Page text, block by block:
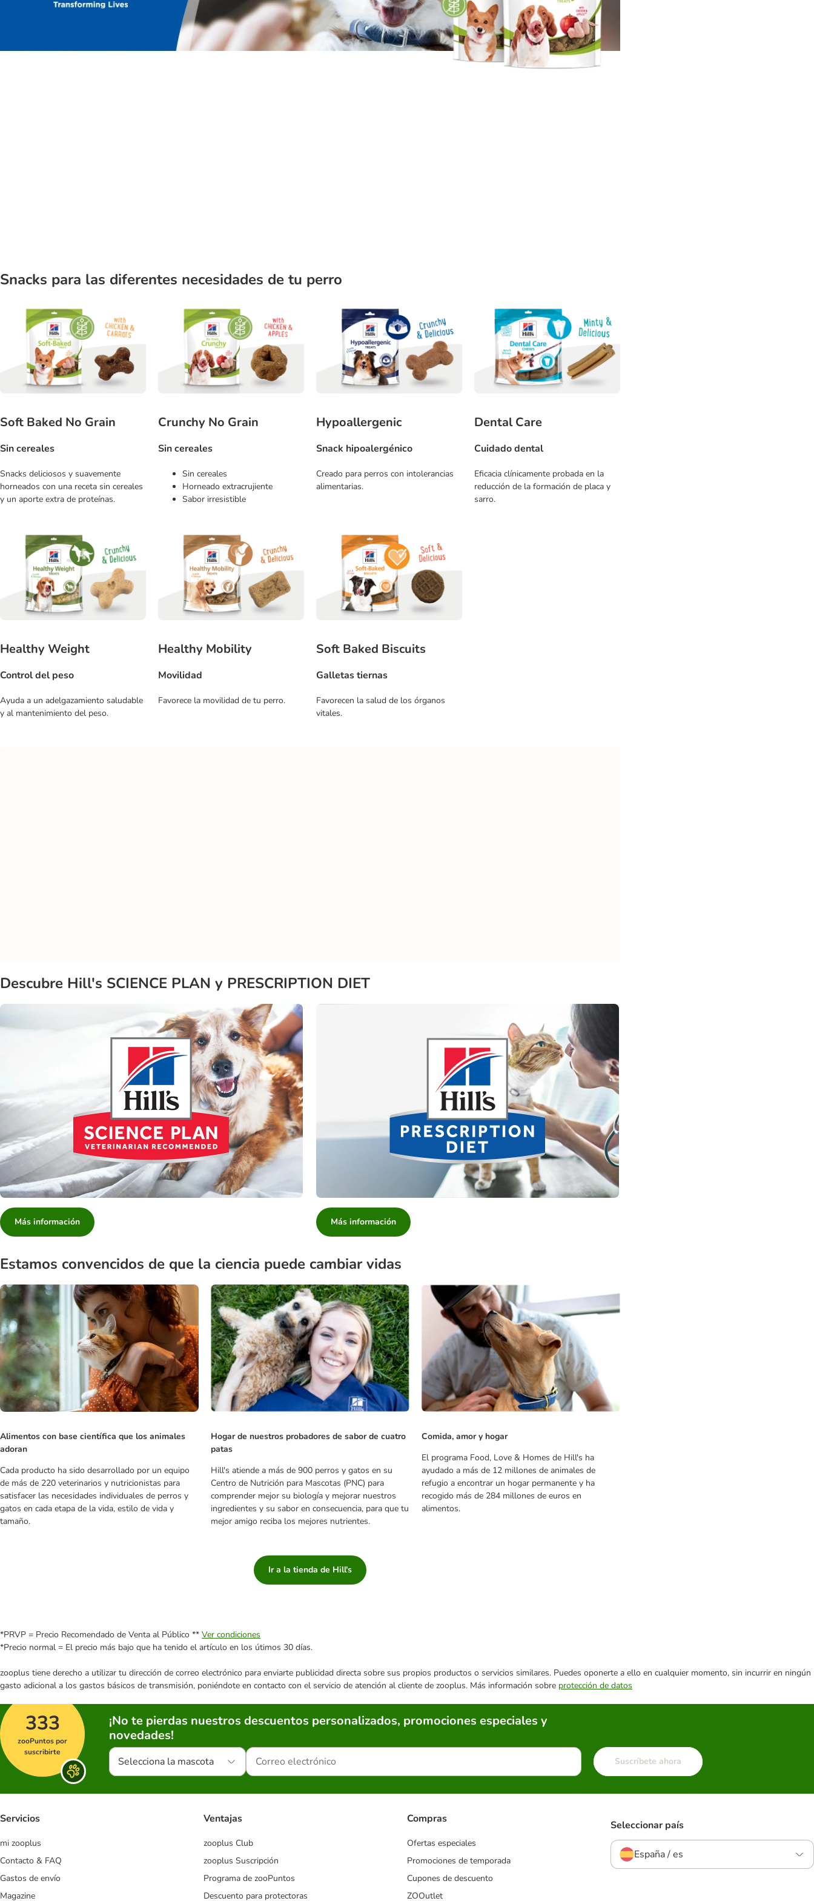
Snacks para las diferentes necesidades de tu perro
Soft Baked No Grain
Sin cereales
Snacks deliciosos y suavemente
horneados con una receta sin cereales
y un aporte extra de proteínas.
Crunchy No Grain
Sin cereales
Sin cereales
Horneado extracrujiente
Sabor irresistible
Hypoallergenic
Snack hipoalergénico
Creado para perros con intolerancias
alimentarias.
Dental Care
Cuidado dental
Eficacia clínicamente probada en la
reducción de la formación de placa y
sarro.
Healthy Weight
Control del peso
Ayuda a un adelgazamiento saludable
y al mantenimiento del peso.
Healthy Mobility
Movilidad
Favorece la movilidad de tu perro.
Soft Baked Biscuits
Galletas tiernas
Favorecen la salud de los órganos
vitales.
Descubre Hill's SCIENCE PLAN y PRESCRIPTION DIET
Más información Más información
Estamos convencidos de que la ciencia puede cambiar vidas
Alimentos con base científica que los animales
adoran
Cada producto ha sido desarrollado por un equipo
de más de 220 veterinarios y nutricionistas para
satisfacer las necesidades individuales de perros y
gatos en cada etapa de la vida, estilo de vida y
tamaño.
Hogar de nuestros probadores de sabor de cuatro
patas
Hill's atiende a más de 900 perros y gatos en su
Centro de Nutrición para Mascotas (PNC) para
comprender mejor su biología y mejorar nuestros
ingredientes y su sabor en consecuencia, para que tu
mejor amigo reciba los mejores nutrientes.
Comida, amor y hogar
El programa Food, Love & Homes de Hill's ha
ayudado a más de 12 millones de animales de
refugio a encontrar un hogar permanente y ha
recogido más de 284 millones de euros en
alimentos.
Ir a la tienda de Hill's
*PRVP = Precio Recomendado de Venta al Público ** Ver condiciones
*Precio normal = El precio más bajo que ha tenido el artículo en los útimos 30 días.
zooplus tiene derecho a utilizar tu dirección de correo electrónico para enviarte publicidad directa sobre sus propios productos o servicios similares. Puedes oponerte a ello en cualquier momento, sin incurrir en ningún
gasto adicional a los gastos básicos de transmisión, poniéndote en contacto con el servicio de atención al cliente de zooplus. Más información sobre protección de datos
333
zooPuntos por
suscribirte
¡No te pierdas nuestros descuentos personalizados, promociones especiales y
novedades!
Selecciona la mascota Suscríbete ahora
Servicios
mi zooplus
Contacto & FAQ
Gastos de envío
Magazine
Ventajas
zooplus Club
zooplus Suscripción
Programa de zooPuntos
Descuento para protectoras
Compras
Ofertas especiales
Promociones de temporada
Cupones de descuento
ZOOutlet
Seleccionar país
España / es